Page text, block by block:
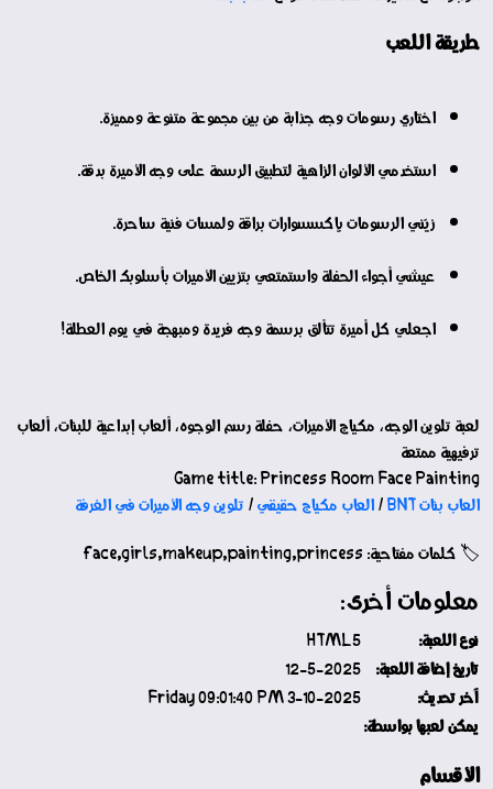
طريقة اللعب
اختاري رسومات وجه جذابة من بين مجموعة متنوعة ومميزة.
استخدمي الألوان الزاهية لتطبيق الرسمة على وجه الأميرة بدقة.
زيّني الرسومات بإكسسوارات براقة ولمسات فنية ساحرة.
عيشي أجواء الحفلة واستمتعي بتزيين الأميرات بأسلوبك الخاص.
اجعلي كل أميرة تتألق برسمة وجه فريدة ومبهجة في يوم العطلة!
لعبة تلوين الوجه، مكياج الأميرات، حفلة رسم الوجوه، ألعاب إبداعية للبنات، ألعاب
ترفيهية ممتعة
Game title: Princess Room Face Painting
العاب بنات BNT
/العاب مكياج حقيقي/تلوين وجه الأميرات في الغرفة
🏷️ كلمات مفتاحية: face,girls,makeup,painting,princess
معلومات أخرى:
نوع اللعبة:
HTML5
تاريخ إضافة اللعبة: 12-5-2025
آخر تحديث:
3-10-2025 Friday 09:01:40 PM
يمكن لعبها بواسطة:
الأقسام